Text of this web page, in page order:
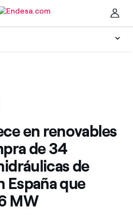
que más te conviene
tarifas de empresa y ahorra
ahorres, te descontamos otro
en renovables
de 34
de
España que
MW